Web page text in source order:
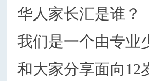
华人家长汇是谁？
我们是一个由专业
和大家分享面向12